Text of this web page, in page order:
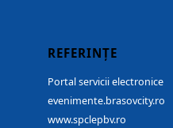
REFERINȚE
Portal servicii electronice
evenimente.brasovcity.ro
www.spclepbv.ro